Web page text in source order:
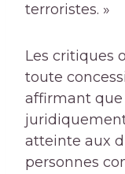
terroristes. »
Les critiques
toute
affirmant
atteinte aux
personnes